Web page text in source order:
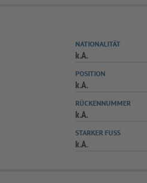
NATIONALITÄT
k.A.
POSITION
k.A.
RÜCKENNUMMER
k.A.
STARKER FUSS
k.A.